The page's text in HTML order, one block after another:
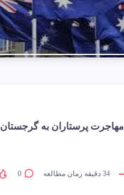
مهاجرت پرستاران به گرجستان
34 دقیقه زمان مطالعه 0